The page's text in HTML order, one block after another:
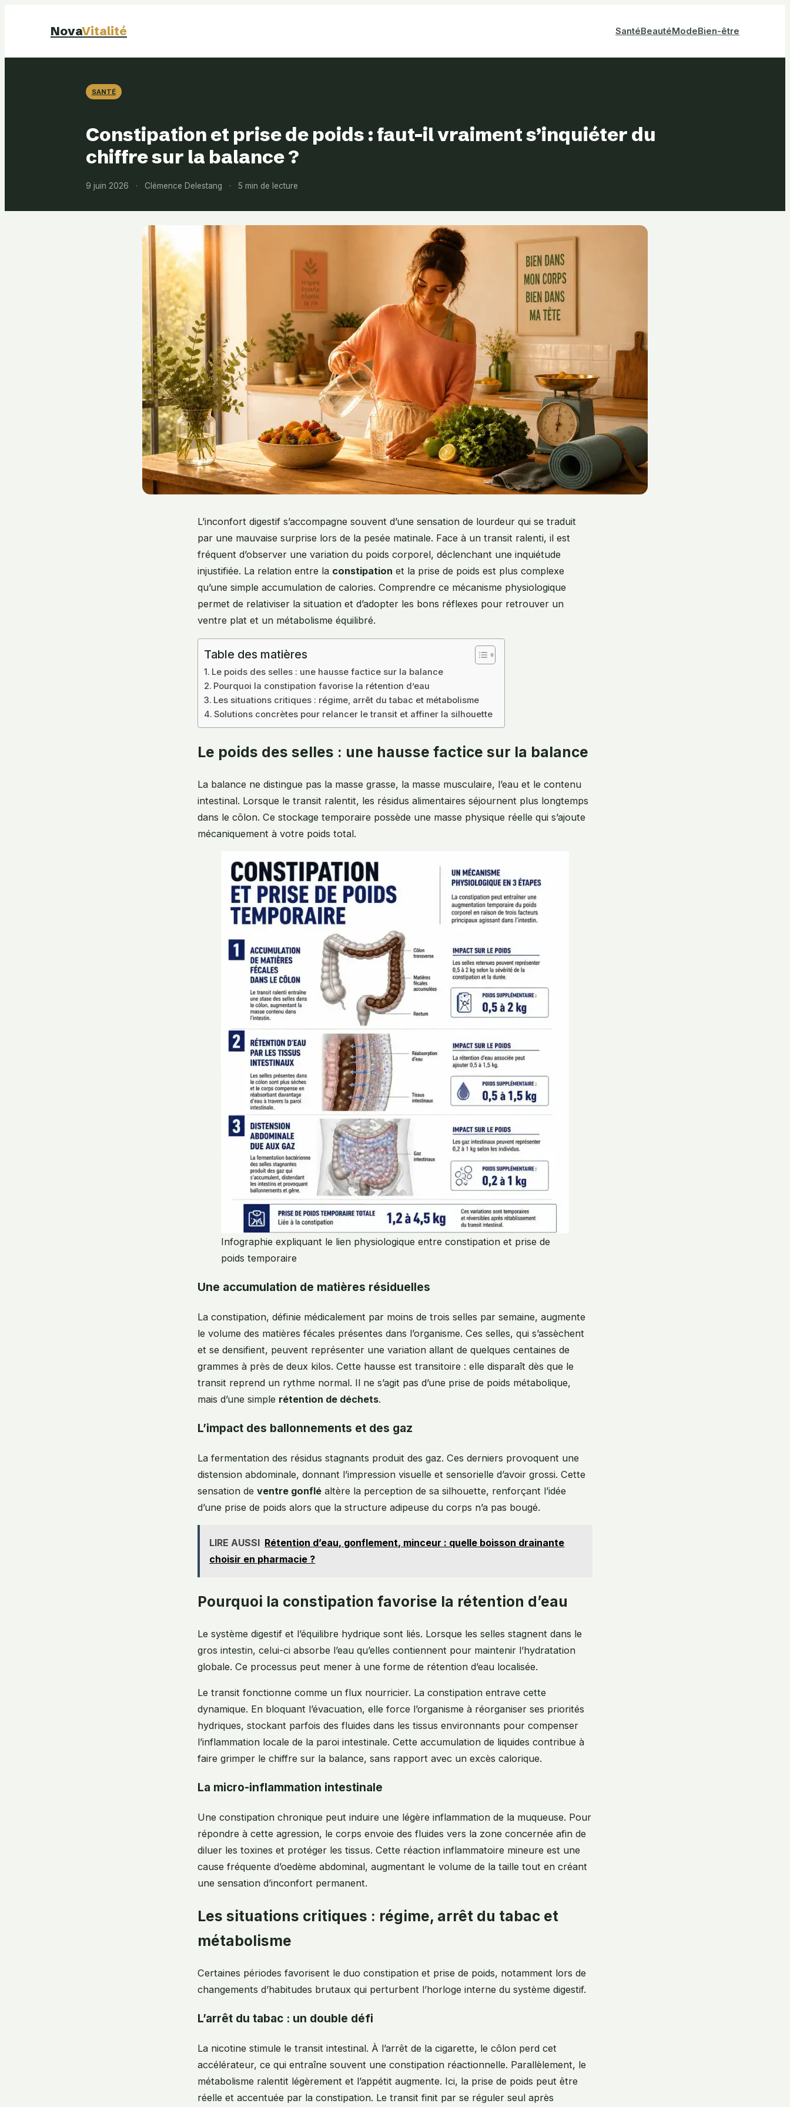
NovaVitalité SantéBeautéModeBien-être
SANTÉ
Constipation et prise de poids : faut-il vraiment s’inquiéter du
chiffre sur la balance ?
9 juin 2026 · Clémence Delestang · 5 min de lecture
L’inconfort digestif s’accompagne souvent d’une sensation de lourdeur qui se traduit
par une mauvaise surprise lors de la pesée matinale. Face à un transit ralenti, il est
fréquent d’observer une variation du poids corporel, déclenchant une inquiétude
injustifiée. La relation entre la constipation et la prise de poids est plus complexe
qu’une simple accumulation de calories. Comprendre ce mécanisme physiologique
permet de relativiser la situation et d’adopter les bons réflexes pour retrouver un
ventre plat et un métabolisme équilibré.
Table des matières
Le poids des selles : une hausse factice sur la balance
Pourquoi la constipation favorise la rétention d’eau
Les situations critiques : régime, arrêt du tabac et métabolisme
Solutions concrètes pour relancer le transit et affiner la silhouette
Le poids des selles : une hausse factice sur la balance
La balance ne distingue pas la masse grasse, la masse musculaire, l’eau et le contenu
intestinal. Lorsque le transit ralentit, les résidus alimentaires séjournent plus longtemps
dans le côlon. Ce stockage temporaire possède une masse physique réelle qui s’ajoute
mécaniquement à votre poids total.
Infographie expliquant le lien physiologique entre constipation et prise de
poids temporaire
Une accumulation de matières résiduelles
La constipation, définie médicalement par moins de trois selles par semaine, augmente
le volume des matières fécales présentes dans l’organisme. Ces selles, qui s’assèchent
et se densifient, peuvent représenter une variation allant de quelques centaines de
grammes à près de deux kilos. Cette hausse est transitoire : elle disparaît dès que le
transit reprend un rythme normal. Il ne s’agit pas d’une prise de poids métabolique,
mais d’une simple rétention de déchets.
L’impact des ballonnements et des gaz
La fermentation des résidus stagnants produit des gaz. Ces derniers provoquent une
distension abdominale, donnant l’impression visuelle et sensorielle d’avoir grossi. Cette
sensation de ventre gonflé altère la perception de sa silhouette, renforçant l’idée
d’une prise de poids alors que la structure adipeuse du corps n’a pas bougé.
LIRE AUSSI Rétention d’eau, gonflement, minceur : quelle boisson drainante
choisir en pharmacie ?
Pourquoi la constipation favorise la rétention d’eau
Le système digestif et l’équilibre hydrique sont liés. Lorsque les selles stagnent dans le
gros intestin, celui-ci absorbe l’eau qu’elles contiennent pour maintenir l’hydratation
globale. Ce processus peut mener à une forme de rétention d’eau localisée.
Le transit fonctionne comme un flux nourricier. La constipation entrave cette
dynamique. En bloquant l’évacuation, elle force l’organisme à réorganiser ses priorités
hydriques, stockant parfois des fluides dans les tissus environnants pour compenser
l’inflammation locale de la paroi intestinale. Cette accumulation de liquides contribue à
faire grimper le chiffre sur la balance, sans rapport avec un excès calorique.
La micro-inflammation intestinale
Une constipation chronique peut induire une légère inflammation de la muqueuse. Pour
répondre à cette agression, le corps envoie des fluides vers la zone concernée afin de
diluer les toxines et protéger les tissus. Cette réaction inflammatoire mineure est une
cause fréquente d’oedème abdominal, augmentant le volume de la taille tout en créant
une sensation d’inconfort permanent.
Les situations critiques : régime, arrêt du tabac et
métabolisme
Certaines périodes favorisent le duo constipation et prise de poids, notamment lors de
changements d’habitudes brutaux qui perturbent l’horloge interne du système digestif.
L’arrêt du tabac : un double défi
La nicotine stimule le transit intestinal. À l’arrêt de la cigarette, le côlon perd cet
accélérateur, ce qui entraîne souvent une constipation réactionnelle. Parallèlement, le
métabolisme ralentit légèrement et l’appétit augmente. Ici, la prise de poids peut être
réelle et accentuée par la constipation. Le transit finit par se réguler seul après